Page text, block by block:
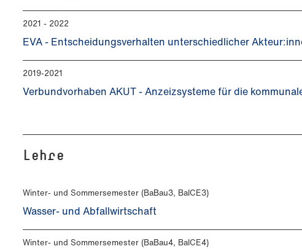
2021 - 2022
EVA - Entscheidungsverhalten unterschiedlicher
2019-2021
Verbundvorhaben AKUT - Anzeizsysteme für die
Lehre
Winter- und Sommersemester (BaBau3, BaICE3)
Wasser- und Abfallwirtschaft
Winter- und Sommersemester (BaBau4, BaICE4)